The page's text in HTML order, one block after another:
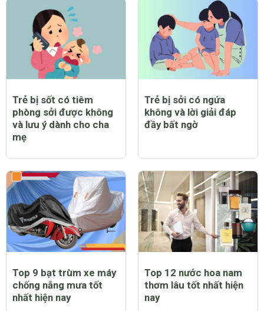
Trẻ bị sốt có tiêm
phòng sởi được không
và lưu ý dành cho cha
mẹ
Trẻ bị sởi có ngứa
không và lời giải đáp
đầy bất ngờ
Top 9 bạt trùm xe máy
chống nắng mưa tốt
nhất hiện nay
Top 12 nước hoa nam
thơm lâu tốt nhất hiện
nay